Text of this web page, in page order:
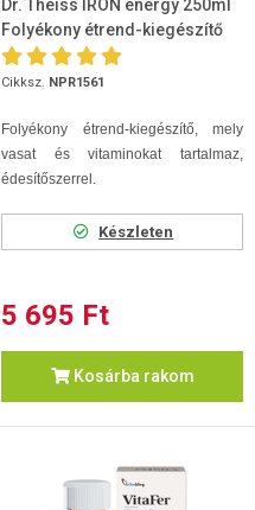
Dr. Theiss IRON energy 250ml
Folyékony étrend-kiegészítő
Cikksz. NPR1561
Folyékony étrend-kiegészítő, mely
vasat és vitaminokat tartalmaz,
édesítőszerrel.
Készleten
5 695 Ft
Kosárba rakom